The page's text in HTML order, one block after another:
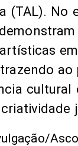
(TAL). No
ao
cultural